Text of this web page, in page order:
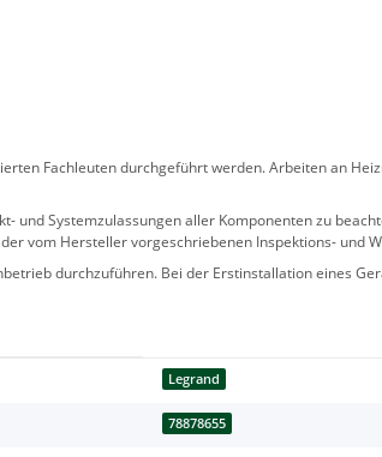
Fachleuten durchgeführt werden. Arbeiten an
und Systemzulassungen aller Komponenten zu
vom Hersteller vorgeschriebenen Inspektions- und
durchzuführen. Bei der Erstinstallation eines
Legrand
78878655